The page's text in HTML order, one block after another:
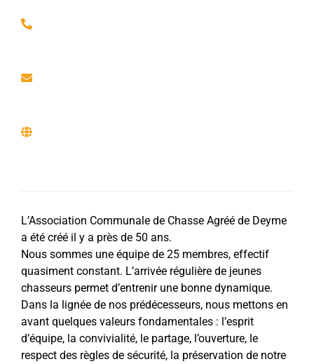
L’Association Communale de Chasse Agréé de Deyme
a été créé il y a près de 50 ans.
Nous sommes une équipe de 25 membres, effectif
quasiment constant. L’arrivée régulière de jeunes
chasseurs permet d’entrenir une bonne dynamique.
Dans la lignée de nos prédécesseurs, nous mettons en
avant quelques valeurs fondamentales : l’esprit
d’équipe, la convivialité, le partage, l’ouverture, le
respect des règles de sécurité, la préservation de notre